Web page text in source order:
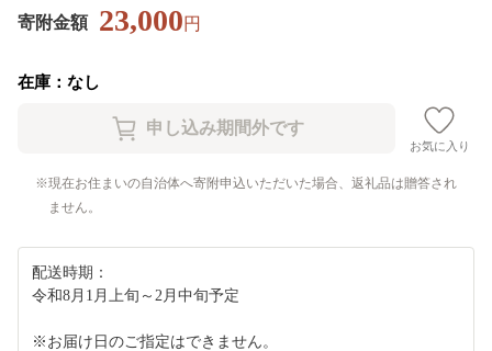
寄附金額 23,000円
在庫：なし
お気に入り
現在お住まいの自治体へ寄附申込いただいた場合、返礼品は贈答され
ません。
配送時期：
令和8月1月上旬～2月中旬予定
※お届け日のご指定はできません。